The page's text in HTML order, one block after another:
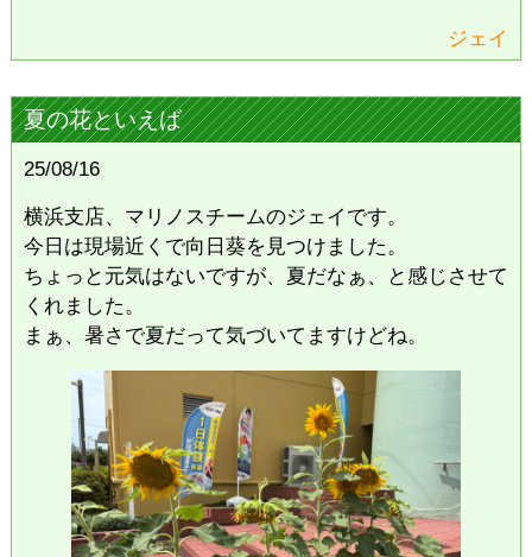
ジェイ
夏の花といえば
25/08/16
横浜支店、マリノスチームのジェイです。
今日は現場近くで向日葵を見つけました。
ちょっと元気はないですが、夏だなぁ、と感じさせて
くれました。
まぁ、暑さで夏だって気づいてますけどね。